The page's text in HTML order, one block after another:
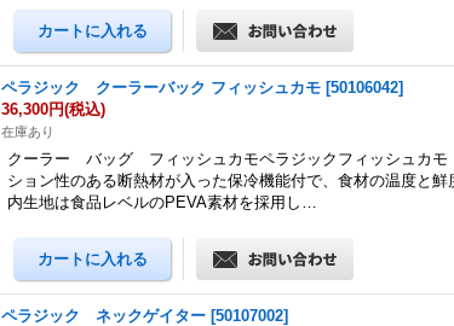
ペラジック クーラーバック フィッシュカモ [50106042]
36,300円(税込)
在庫あり
クーラー バッグ フィッシュカモペラジックフィッシュカモ
ション性のある断熱材が入った保冷機能付で、食材の温度と鮮
内生地は食品レベルのPEVA素材を採用し…
ペラジック ネックゲイター [50107002]